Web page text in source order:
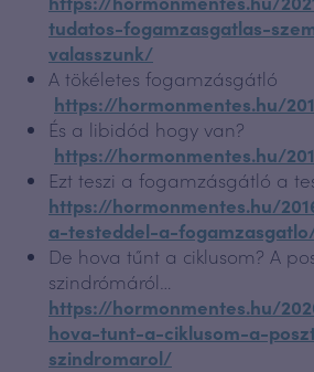
tudatos-fogamzasgatlas-
valasszunk/
A tökéletes fogamzásgátló
https://hormonmentes.hu/
És a libidód hogy van?
https://hormonmentes.hu/
Ezt teszi a fogamzásgátló a
https://hormonmentes.hu/
a-testeddel-a-
De hova tűnt a ciklusom? A
szindrómáról…
https://hormonmentes.hu/
hova-tunt-a-ciklusom-a-
szindromarol/